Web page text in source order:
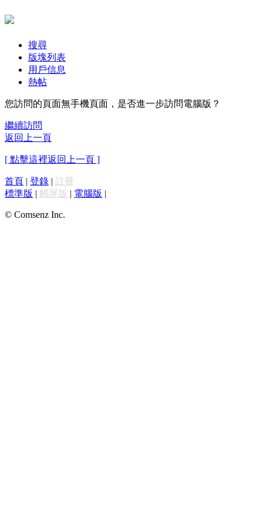
搜尋
版塊列表
用戶信息
熱帖
您訪問的頁面無手機頁面，是否進一步訪問電腦版？
繼續訪問
返回上一頁
[ 點擊這裡返回上一頁 ]
首頁 | 登錄 | 註冊
標準版 | 觸屏版 | 電腦版 |
© Comsenz Inc.